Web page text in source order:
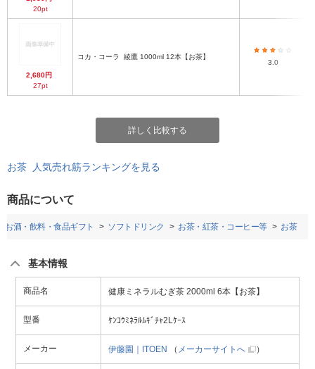
20pt
2,680円
27pt
コカ・コーラ 綾鷹 1000ml 12本【お茶】
3.0
詳しく比較する
お茶 人気売れ筋ランキングを見る
商品について
お酒・飲料・食品ギフト ソフトドリンク お茶・紅茶・コーヒー等 お茶
基本情報
商品名 健康ミネラルむぎ茶 2000ml 6本【お茶】
型番 ｹﾝｺｳﾐﾈﾗﾙﾑｷﾞﾁｬ2Lｹｰｽ
メーカー 伊藤園｜ITOEN （ メーカーサイトへ ）